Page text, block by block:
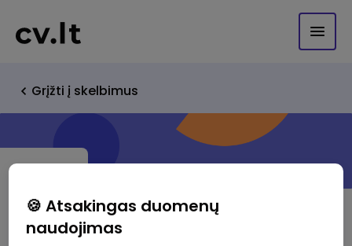
Grįžti į skelbimus
🍪 Atsakingas duomenų
naudojimas